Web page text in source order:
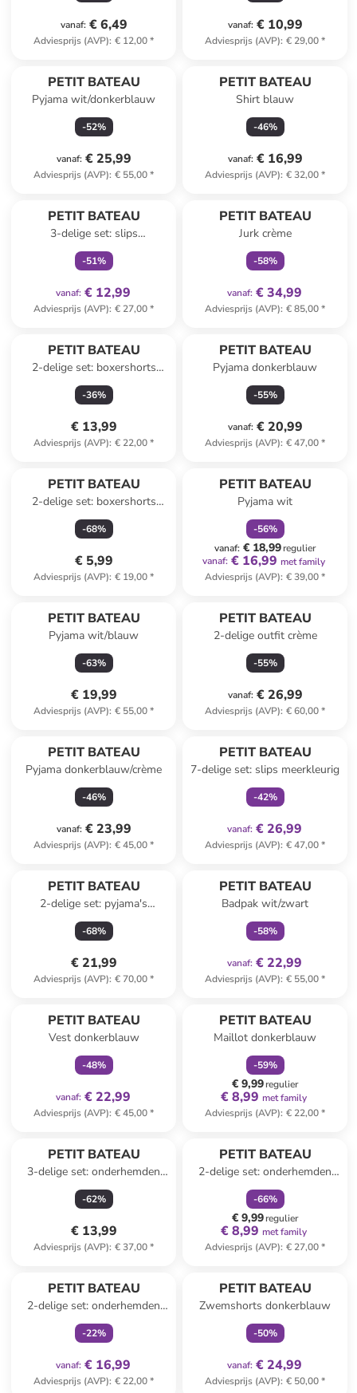
vanaf: € 6,49
Adviesprijs (AVP): € 12,00*
vanaf: € 10,99
Adviesprijs (AVP): € 29,00*
PETIT BATEAU
Pyjama wit/donkerblauw
-52%
vanaf: € 25,99
Adviesprijs (AVP): € 55,00*
PETIT BATEAU
Shirt blauw
-46%
vanaf: € 16,99
Adviesprijs (AVP): € 32,00*
PETIT BATEAU
3-delige set: slips
crème/blauw
-51%
vanaf: € 12,99
Adviesprijs (AVP): € 27,00*
PETIT BATEAU
Jurk crème
-58%
vanaf: € 34,99
Adviesprijs (AVP): € 85,00*
PETIT BATEAU
2-delige set: boxershorts
kaki/blauw
-36%
€ 13,99
Adviesprijs (AVP): € 22,00*
PETIT BATEAU
Pyjama donkerblauw
-55%
vanaf: € 20,99
Adviesprijs (AVP): € 47,00*
PETIT BATEAU
2-delige set: boxershorts
grijs/lichtblauw
-68%
€ 5,99
Adviesprijs (AVP): € 19,00*
PETIT BATEAU
Pyjama wit
-56%
vanaf: € 18,99regulier
vanaf: € 16,99 met family
Adviesprijs (AVP): € 39,00*
PETIT BATEAU
Pyjama wit/blauw
-63%
€ 19,99
Adviesprijs (AVP): € 55,00*
PETIT BATEAU
2-delige outfit crème
-55%
vanaf: € 26,99
Adviesprijs (AVP): € 60,00*
PETIT BATEAU
Pyjama donkerblauw/crème
-46%
vanaf: € 23,99
Adviesprijs (AVP): € 45,00*
PETIT BATEAU
7-delige set: slips meerkleurig
-42%
vanaf: € 26,99
Adviesprijs (AVP): € 47,00*
PETIT BATEAU
2-delige set: pyjama's
blauw/zwart
-68%
€ 21,99
Adviesprijs (AVP): € 70,00*
PETIT BATEAU
Badpak wit/zwart
-58%
vanaf: € 22,99
Adviesprijs (AVP): € 55,00*
PETIT BATEAU
Vest donkerblauw
-48%
vanaf: € 22,99
Adviesprijs (AVP): € 45,00*
PETIT BATEAU
Maillot donkerblauw
-59%
€ 9,99regulier
€ 8,99 met family
Adviesprijs (AVP): € 22,00*
PETIT BATEAU
3-delige set: onderhemden
crème
-62%
€ 13,99
Adviesprijs (AVP): € 37,00*
PETIT BATEAU
2-delige set: onderhemden
blauw/grijs
-66%
€ 9,99regulier
€ 8,99 met family
Adviesprijs (AVP): € 27,00*
PETIT BATEAU
2-delige set: onderhemden
blauw/wit
-22%
vanaf: € 16,99
Adviesprijs (AVP): € 22,00*
PETIT BATEAU
Zwemshorts donkerblauw
-50%
vanaf: € 24,99
Adviesprijs (AVP): € 50,00*